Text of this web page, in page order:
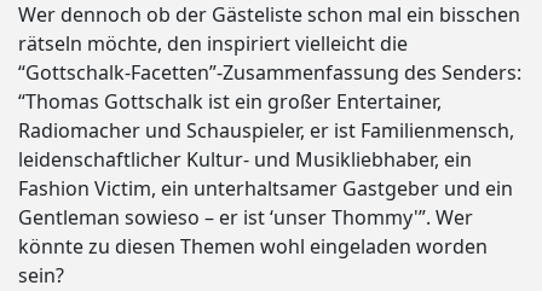
Wer dennoch ob der Gästeliste schon mal ein bisschen
rätseln möchte, den inspiriert vielleicht die
“Gottschalk-Facetten”-Zusammenfassung des Senders:
“Thomas Gottschalk ist ein großer Entertainer,
Radiomacher und Schauspieler, er ist Familienmensch,
leidenschaftlicher Kultur- und Musikliebhaber, ein
Fashion Victim, ein unterhaltsamer Gastgeber und ein
Gentleman sowieso – er ist ‘unser Thommy'”. Wer
könnte zu diesen Themen wohl eingeladen worden
sein?